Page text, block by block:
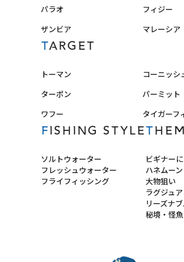
パラオ フィジー
ザンビア
マレーシア
TARGET
トーマン コーニッシ
ターポン
パーミット
ワフー
タイガーフ
FISHING STYLE
ソルトウォーター
フレッシュウォーター
フライフィッシング
ビギナー
ハネムーン
大物狙い
ラグジュ
リーズナ
秘境・怪